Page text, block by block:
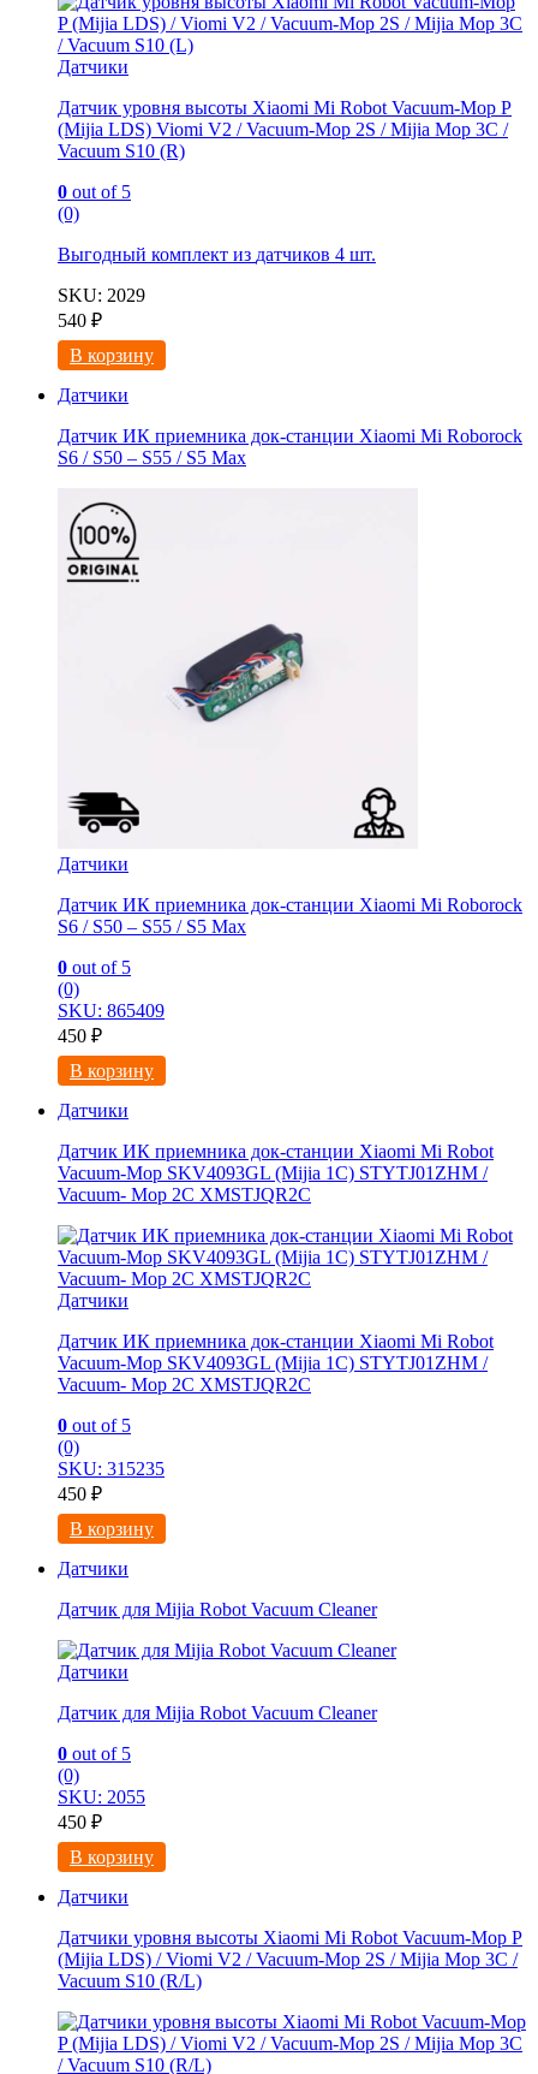
Датчики
Датчик уровня высоты Xiaomi Mi Robot Vacuum-Mop P
(Mijia LDS) Viomi V2 / Vacuum-Mop 2S / Mijia Mop 3C /
Vacuum S10 (R)
0 out of 5
(0)
Выгодный комплект из датчиков 4 шт.
SKU: 2029
540 ₽
В корзину
Датчики
Датчик ИК приемника док-станции Xiaomi Mi Roborock
S6 / S50 – S55 / S5 Max
Датчики
Датчик ИК приемника док-станции Xiaomi Mi Roborock
S6 / S50 – S55 / S5 Max
0 out of 5
(0)
SKU: 865409
450 ₽
В корзину
Датчики
Датчик ИК приемника док-станции Xiaomi Mi Robot
Vacuum-Mop SKV4093GL (Mijia 1C) STYTJ01ZHM /
Vacuum- Mop 2C XMSTJQR2C
Датчики
Датчик ИК приемника док-станции Xiaomi Mi Robot
Vacuum-Mop SKV4093GL (Mijia 1C) STYTJ01ZHM /
Vacuum- Mop 2C XMSTJQR2C
0 out of 5
(0)
SKU: 315235
450 ₽
В корзину
Датчики
Датчик для Mijia Robot Vacuum Cleaner
Датчики
Датчик для Mijia Robot Vacuum Cleaner
0 out of 5
(0)
SKU: 2055
450 ₽
В корзину
Датчики
Датчики уровня высоты Xiaomi Mi Robot Vacuum-Mop P
(Mijia LDS) / Viomi V2 / Vacuum-Mop 2S / Mijia Mop 3C /
Vacuum S10 (R/L)